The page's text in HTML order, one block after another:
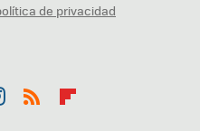
de privacidad